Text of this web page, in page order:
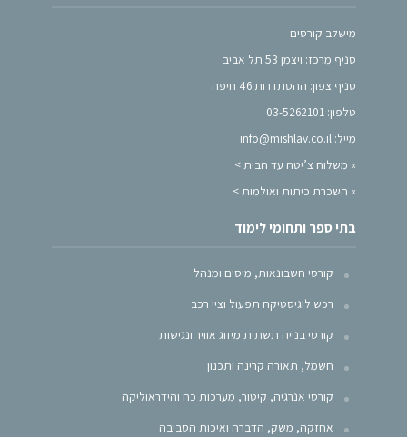
מישלב קורסים
סניף מרכז: ויצמן 53 תל אביב
סניף צפון: ההסתדרות 46 חיפה
טלפון: 03-5262101
מייל: info@mishlav.co.il
» משלוח צ’יטה עד הבית >
» השכרת כיתות ואולמות >
בתי ספר ותחומי לימוד
קורסי חשבונאות, מיסים ומנהל
רכש לוגיסטיקה תפעול וציי רכב
קורסי בנייה תשתית מיזוג אוויר ונגישות
חשמל, תאורה קרינה ותכנון
קורסי אנרגיה, קיטור, מערכות כח והידראוליקה
אחזקה, משק, הדברה ואיכות הסביבה